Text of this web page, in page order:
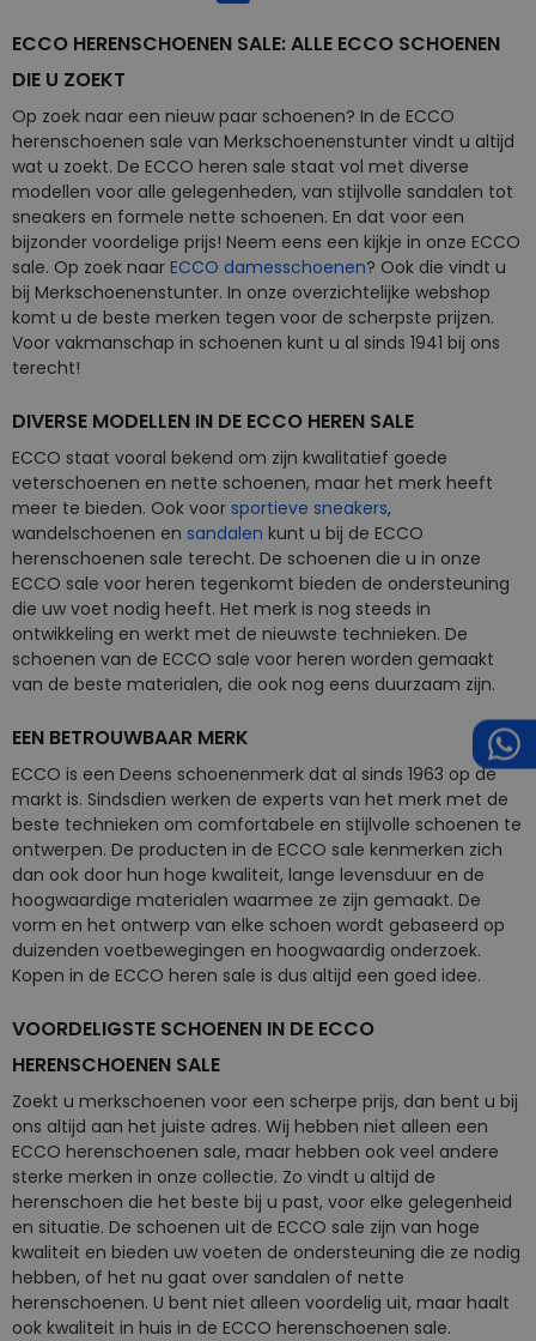
ECCO HERENSCHOENEN SALE: ALLE ECCO SCHOENEN
DIE U ZOEKT
Op zoek naar een nieuw paar schoenen? In de ECCO
herenschoenen sale van Merkschoenenstunter vindt u altijd
wat u zoekt. De ECCO heren sale staat vol met diverse
modellen voor alle gelegenheden, van stijlvolle sandalen tot
sneakers en formele nette schoenen. En dat voor een
bijzonder voordelige prijs! Neem eens een kijkje in onze ECCO
sale. Op zoek naar ECCO damesschoenen? Ook die vindt u
bij Merkschoenenstunter. In onze overzichtelijke webshop
komt u de beste merken tegen voor de scherpste prijzen.
Voor vakmanschap in schoenen kunt u al sinds 1941 bij ons
terecht!
DIVERSE MODELLEN IN DE ECCO HEREN SALE
ECCO staat vooral bekend om zijn kwalitatief goede
veterschoenen en nette schoenen, maar het merk heeft
meer te bieden. Ook voor sportieve sneakers,
wandelschoenen en sandalen kunt u bij de ECCO
herenschoenen sale terecht. De schoenen die u in onze
ECCO sale voor heren tegenkomt bieden de ondersteuning
die uw voet nodig heeft. Het merk is nog steeds in
ontwikkeling en werkt met de nieuwste technieken. De
schoenen van de ECCO sale voor heren worden gemaakt
van de beste materialen, die ook nog eens duurzaam zijn.
EEN BETROUWBAAR MERK
ECCO is een Deens schoenenmerk dat al sinds 1963 op de
markt is. Sindsdien werken de experts van het merk met de
beste technieken om comfortabele en stijlvolle schoenen te
ontwerpen. De producten in de ECCO sale kenmerken zich
dan ook door hun hoge kwaliteit, lange levensduur en de
hoogwaardige materialen waarmee ze zijn gemaakt. De
vorm en het ontwerp van elke schoen wordt gebaseerd op
duizenden voetbewegingen en hoogwaardig onderzoek.
Kopen in de ECCO heren sale is dus altijd een goed idee.
VOORDELIGSTE SCHOENEN IN DE ECCO
HERENSCHOENEN SALE
Zoekt u merkschoenen voor een scherpe prijs, dan bent u bij
ons altijd aan het juiste adres. Wij hebben niet alleen een
ECCO herenschoenen sale, maar hebben ook veel andere
sterke merken in onze collectie. Zo vindt u altijd de
herenschoen die het beste bij u past, voor elke gelegenheid
en situatie. De schoenen uit de ECCO sale zijn van hoge
kwaliteit en bieden uw voeten de ondersteuning die ze nodig
hebben, of het nu gaat over sandalen of nette
herenschoenen. U bent niet alleen voordelig uit, maar haalt
ook kwaliteit in huis in de ECCO herenschoenen sale.